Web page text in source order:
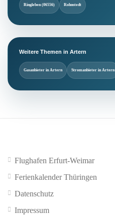
Ringleben (06556) Rohnstedt
Weitere Themen in Artern
Gasanbieter in Artern Stromanbieter in Artern
Flughafen Erfurt-Weimar
Ferienkalender Thüringen
Datenschutz
Impressum